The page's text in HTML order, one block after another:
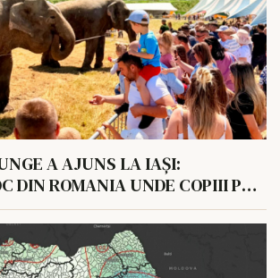
A AJUNS LA IAȘI:
DIN ROMANIA UNDE COPIII POT